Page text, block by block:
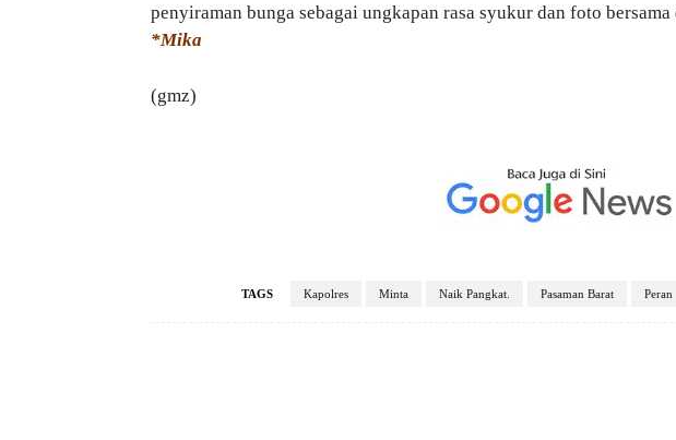
penyiraman bunga sebagai ungkapan rasa syukur dan foto bersama
*Mika
(gmz)
TAGS Kapolres Minta Naik Pangkat. Pasaman Barat Peran